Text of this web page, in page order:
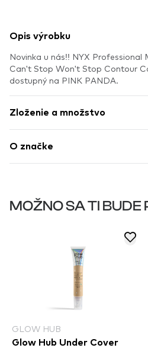
Opis výrobku
Novinka u nás!! NYX
Can't Stop Won't Stop Contour
dostupný na PINK PANDA.
Zloženie a množstvo
O značke
MOŽNO SA TI BUDE
GLOW HUB
Glow Hub Under Cover